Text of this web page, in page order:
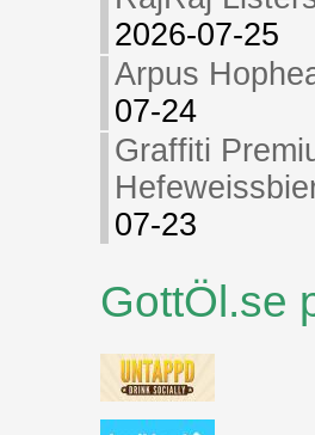
2026-07-25
Arpus
07-24
Graffiti
07-23
GottÖl.se